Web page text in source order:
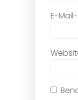
E-